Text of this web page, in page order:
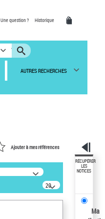
Une question ? Historique
AUTRES RECHERCHES
Ajouter à mes références
20
résultats/page
RÉCUPÉRER
LES
NOTICES
Ma